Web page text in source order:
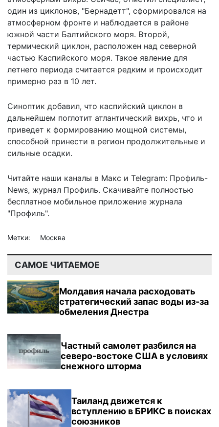
один из циклонов, "Бернадетт", сформировался на
атмосферном фронте и наблюдается в районе
южной части Балтийского моря. Второй,
термический циклон, расположен над северной
частью Каспийского моря. Такое явление для
летнего периода считается редким и происходит
примерно раз в 10 лет.
Синоптик добавил, что каспийский циклон в
дальнейшем поглотит атлантический вихрь, что и
приведет к формированию мощной системы,
способной принести в регион продолжительные и
сильные осадки.
Читайте наши каналы в Макс и Telegram: Профиль-
News, журнал Профиль. Скачивайте полностью
бесплатное мобильное приложение журнала
"Профиль".
Метки: Москва
САМОЕ ЧИТАЕМОЕ
Молдавия начала расходовать
стратегический запас воды из-за
обмеления Днестра
Частный самолет разбился на
северо-востоке США в условиях
снежного шторма
Таиланд движется к
вступлению в БРИКС в поисках
союзников